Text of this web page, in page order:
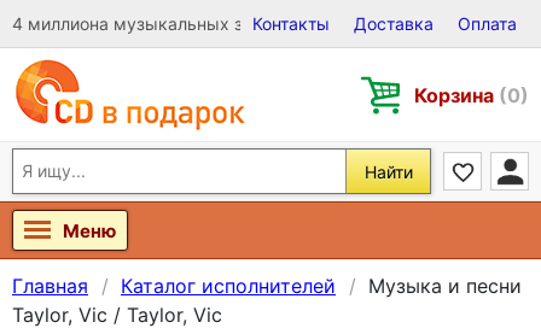
4 миллиона музыкальных записей на Виниле, CD и DVD
Контакты Доставка Оплата
Корзина (0)
Найти
Меню
Главная Каталог исполнителей
Музыка и песни
Taylor, Vic / Taylor, Vic